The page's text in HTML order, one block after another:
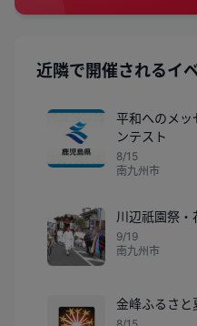
近隣で開催されるイ
平和へのメッ
ンテスト
8/15
南九州市
川辺祇園祭・
9/19
南九州市
金峰ふるさと